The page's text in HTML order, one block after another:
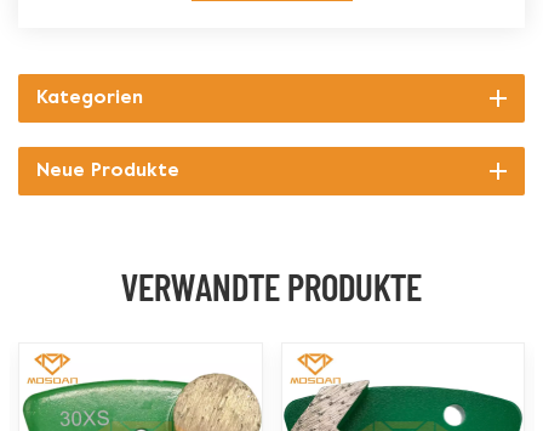
Kategorien
Neue Produkte
VERWANDTE PRODUKTE